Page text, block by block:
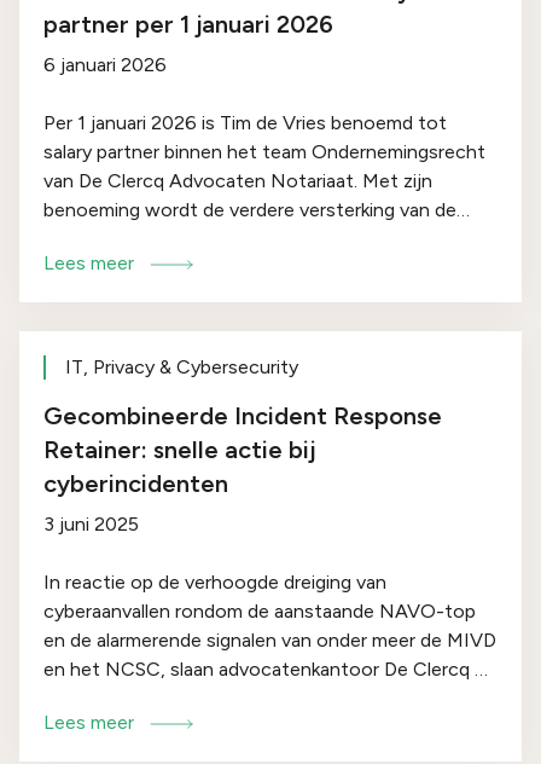
partner per 1 januari 2026
6 januari 2026
Per 1 januari 2026 is Tim de Vries benoemd tot
salary partner binnen het team Ondernemingsrecht
van De Clercq Advocaten Notariaat. Met zijn
benoeming wordt de verdere versterking van de
onderstreept.
Lees meer
IT, Privacy & Cybersecurity
Gecombineerde Incident Response
Retainer: snelle actie bij
cyberincidenten
3 juni 2025
In reactie op de verhoogde dreiging van
cyberaanvallen rondom de aanstaande NAVO-top
en de alarmerende signalen van onder meer de MIVD
en het NCSC, slaan advocatenkantoor De Clercq en
Veritas Cybersecurity) de handen ineen. Samen
Lees meer